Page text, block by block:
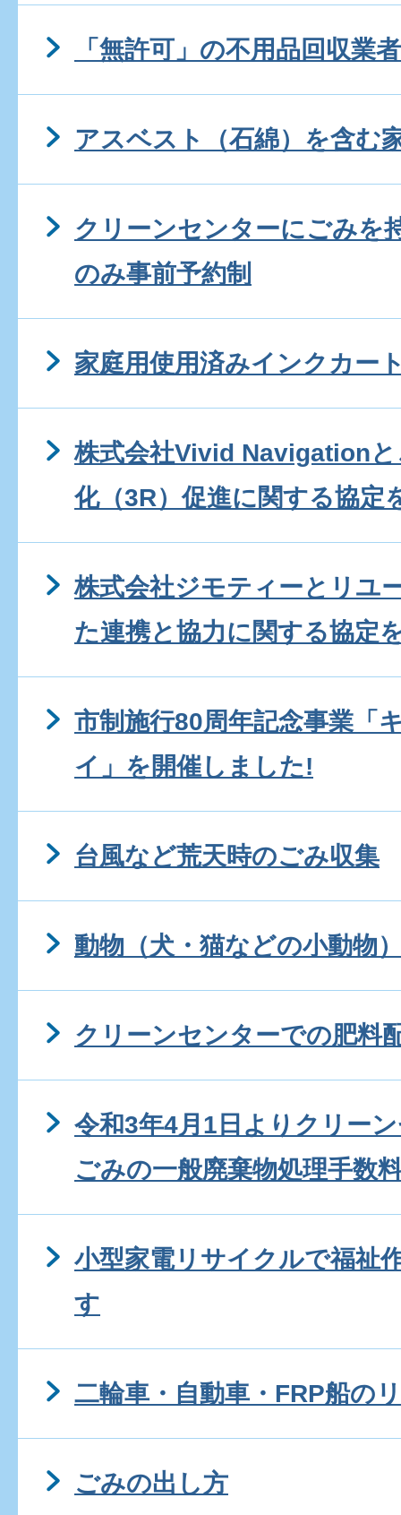
「無許可」の不用品回収業
アスベスト（石綿）を含む
クリーンセンターにごみを
のみ事前予約制
家庭用使用済みインクカー
株式会社Vivid Navigation
化（3R）促進に関する協定
株式会社ジモティーとリユ
た連携と協力に関する協定
市制施行80周年記念事業「
イ」を開催しました!
台風など荒天時のごみ収集
動物（犬・猫などの小動物
クリーンセンターでの肥料
令和3年4月1日よりクリー
ごみの一般廃棄物処理手数
小型家電リサイクルで福祉
す
二輪車・自動車・FRP船の
ごみの出し方